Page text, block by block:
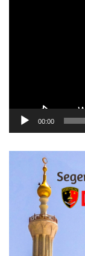
00:00